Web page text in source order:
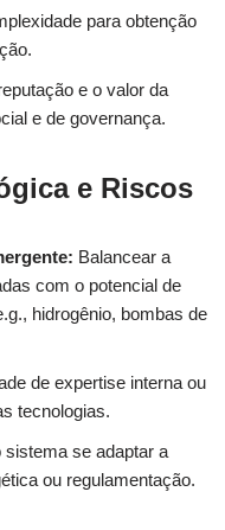
para obtenção
e o valor da
e de governança.
e Riscos
Balancear a
com o potencial de
hidrogênio, bombas de
de expertise interna ou
tecnologias.
sistema se adaptar a
ou regulamentação.